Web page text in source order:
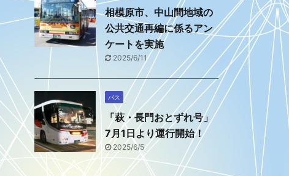
相模原市、中山間地域の
公共交通再編に係るアン
ケートを実施
2025/6/11
バス
「萩・長門おとずれ号」
7月1日より運行開始！
2025/6/5